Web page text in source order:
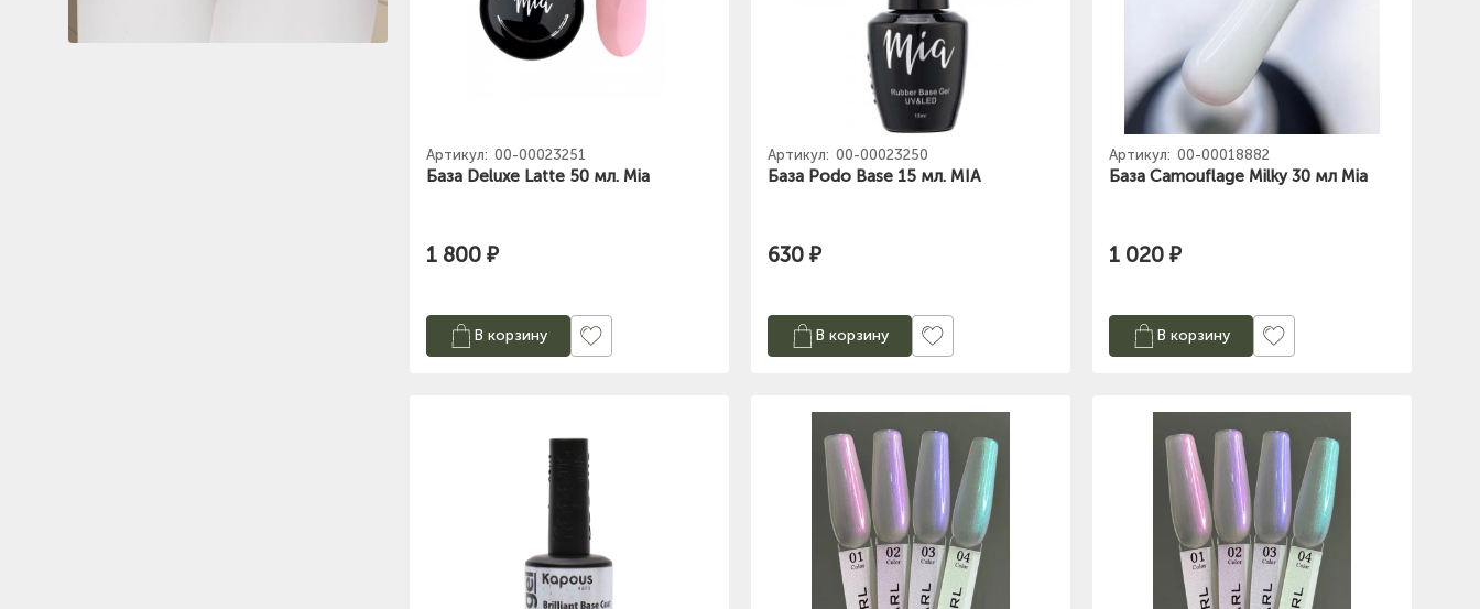
Артикул: 00-00023251
База Deluxe Latte 50 мл. Mia
1 800 ₽
В корзину
Артикул: 00-00023250
База Podo Base 15 мл. MIA
630 ₽
В корзину
Артикул: 00-00018882
База Camouflage Milky 30 мл Mia
1 020 ₽
В корзину